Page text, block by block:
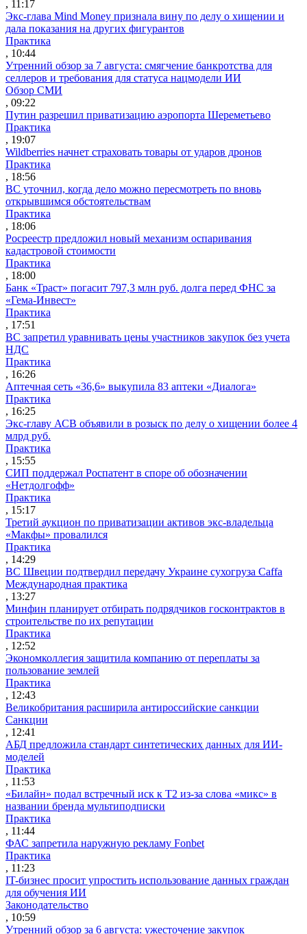
, 11:17
Экс-глава Mind Money признала вину по делу о хищении и
дала показания на других фигурантов
Практика
, 10:44
Утренний обзор за 7 августа: смягчение банкротства для
селлеров и требования для статуса нацмодели ИИ
Обзор СМИ
, 09:22
Путин разрешил приватизацию аэропорта Шереметьево
Практика
, 19:07
Wildberries начнет страховать товары от ударов дронов
Практика
, 18:56
ВС уточнил, когда дело можно пересмотреть по вновь
открывшимся обстоятельствам
Практика
, 18:06
Росреестр предложил новый механизм оспаривания
кадастровой стоимости
Практика
, 18:00
Банк «Траст» погасит 797,3 млн руб. долга перед ФНС за
«Гема-Инвест»
Практика
, 17:51
ВС запретил уравнивать цены участников закупок без учета
НДС
Практика
, 16:26
Аптечная сеть «36,6» выкупила 83 аптеки «Диалога»
Практика
, 16:25
Экс-главу АСВ объявили в розыск по делу о хищении более 4
млрд руб.
Практика
, 15:55
СИП поддержал Роспатент в споре об обозначении
«Нетдолгофф»
Практика
, 15:17
Третий аукцион по приватизации активов экс-владельца
«Макфы» провалился
Практика
, 14:29
ВС Швеции подтвердил передачу Украине сухогруза Caffa
Международная практика
, 13:27
Минфин планирует отбирать подрядчиков госконтрактов в
строительстве по их репутации
Практика
, 12:52
Экономколлегия защитила компанию от переплаты за
пользование землей
Практика
, 12:43
Великобритания расширила антироссийские санкции
Санкции
, 12:41
АБД предложила стандарт синтетических данных для ИИ-
моделей
Практика
, 11:53
«Билайн» подал встречный иск к Т2 из-за слова «микс» в
названии бренда мультиподписки
Практика
, 11:44
ФАС запретила наружную рекламу Fonbet
Практика
, 11:23
IT-бизнес просит упростить использование данных граждан
для обучения ИИ
Законодательство
, 10:59
Утренний обзор за 6 августа: ужесточение закупок